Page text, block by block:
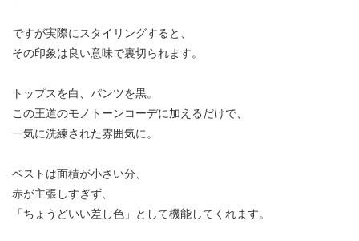
ですが実際にスタイリングすると、
その印象は良い意味で裏切られます。
トップスを白、パンツを黒。
この王道のモノトーンコーデに加えるだけで、
一気に洗練された雰囲気に。
ベストは面積が小さい分、
赤が主張しすぎず、
「ちょうどいい差し色」として機能してくれます。